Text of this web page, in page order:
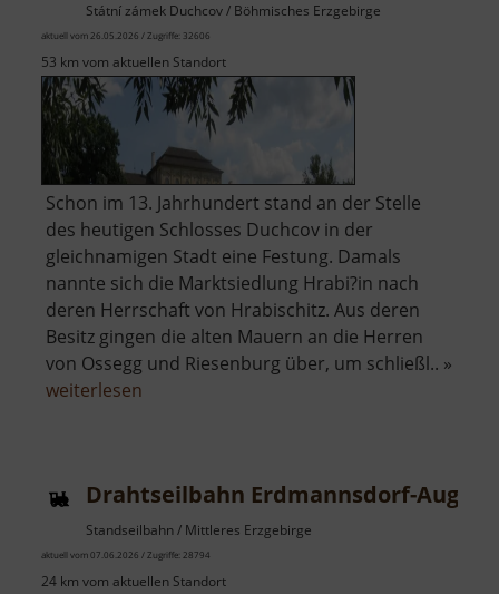
Státní zámek Duchcov / Böhmisches Erzgebirge
aktuell vom 26.05.2026 / Zugriffe: 32606
53 km vom aktuellen Standort
Schon im 13. Jahrhundert stand an der Stelle
des heutigen Schlosses Duchcov in der
gleichnamigen Stadt eine Festung. Damals
nannte sich die Marktsiedlung Hrabi?in nach
deren Herrschaft von Hrabischitz. Aus deren
Besitz gingen die alten Mauern an die Herren
von Ossegg und Riesenburg über, um schließl.. »
weiterlesen
Drahtseilbahn Erdmannsdorf-
Standseilbahn / Mittleres Erzgebirge
aktuell vom 07.06.2026 / Zugriffe: 28794
24 km vom aktuellen Standort